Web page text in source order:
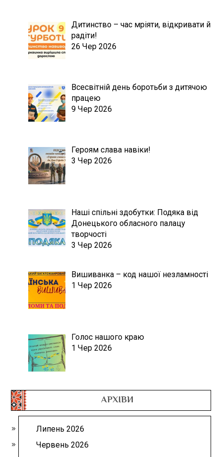
Дитинство – час мріяти, відкривати й
радіти!
26 Чер 2026
Всесвітній день боротьби з дитячою
працею
9 Чер 2026
Героям слава навіки!
3 Чер 2026
Наші спільні здобутки: Подяка від
Донецького обласного палацу
творчості
3 Чер 2026
Вишиванка – код нашої незламності
1 Чер 2026
Голос нашого краю
1 Чер 2026
АРХІВИ
Липень 2026
Червень 2026